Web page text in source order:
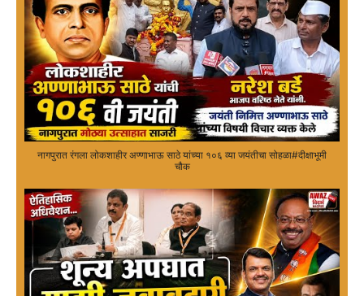
नागपुरात रंगला लोकशाहीर अण्णाभाऊ साठे यांच्या १०६ व्या जयंतीचा सोहळा#दीक्षाभूमी
चौक